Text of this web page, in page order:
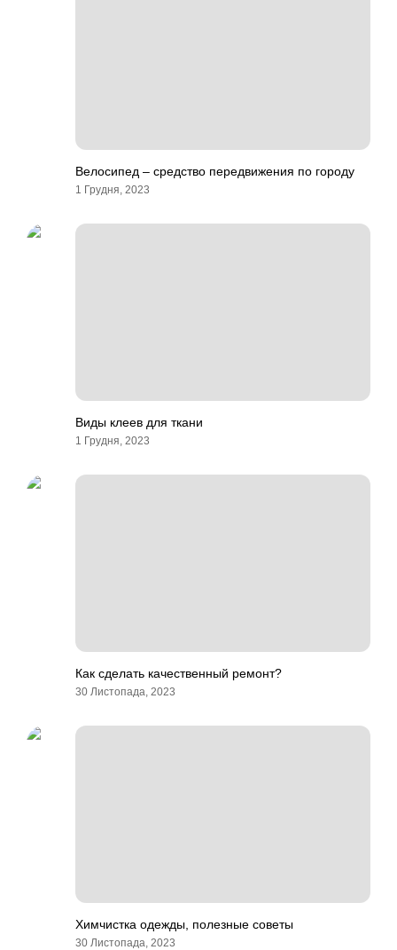
Велосипед – средство передвижения по городу
1 Грудня, 2023
Виды клеев для ткани
1 Грудня, 2023
Как сделать качественный ремонт?
30 Листопада, 2023
Химчистка одежды, полезные советы
30 Листопада, 2023